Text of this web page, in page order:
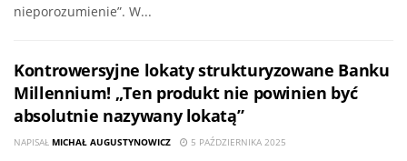
nieporozumienie”. W...
Kontrowersyjne lokaty strukturyzowane Banku
Millennium! „Ten produkt nie powinien być
absolutnie nazywany lokatą”
NAPISAŁ MICHAŁ AUGUSTYNOWICZ 5 PAŹDZIERNIKA 2025